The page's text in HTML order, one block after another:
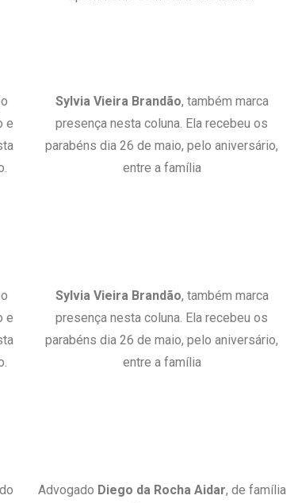
e
Sylvia Vieira Brandão, também marca
presença nesta coluna. Ela recebeu os
parabéns dia 26 de maio, pelo aniversário,
entre a família
e
Sylvia Vieira Brandão, também marca
presença nesta coluna. Ela recebeu os
parabéns dia 26 de maio, pelo aniversário,
entre a família
Advogado Diego da Rocha Aidar, de família